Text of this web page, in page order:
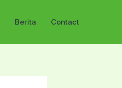
Berita Contact